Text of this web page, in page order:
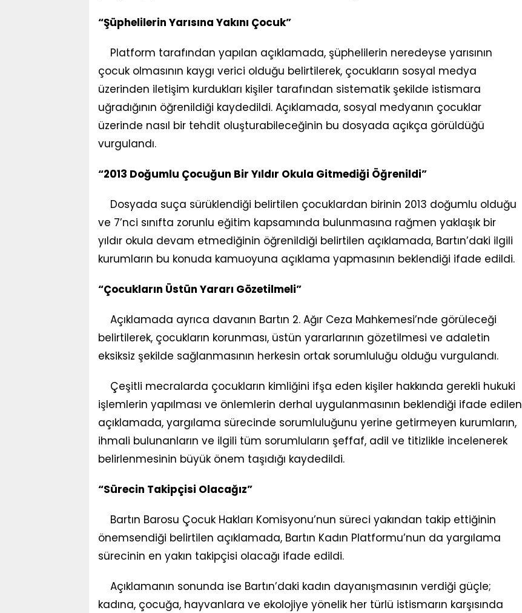
“Şüphelilerin Yarısına Yakını Çocuk”
Platform tarafından yapılan açıklamada, şüphelilerin neredeyse yarısının
çocuk olmasının kaygı verici olduğu belirtilerek, çocukların sosyal medya
üzerinden iletişim kurdukları kişiler tarafından sistematik şekilde istismara
uğradığının öğrenildiği kaydedildi. Açıklamada, sosyal medyanın çocuklar
üzerinde nasıl bir tehdit oluşturabileceğinin bu dosyada açıkça görüldüğü
vurgulandı.
“2013 Doğumlu Çocuğun Bir Yıldır Okula Gitmediği Öğrenildi”
Dosyada suça sürüklendiği belirtilen çocuklardan birinin 2013 doğumlu olduğu
ve 7’nci sınıfta zorunlu eğitim kapsamında bulunmasına rağmen yaklaşık bir
yıldır okula devam etmediğinin öğrenildiği belirtilen açıklamada, Bartın’daki ilgili
kurumların bu konuda kamuoyuna açıklama yapmasının beklendiği ifade edildi.
“Çocukların Üstün Yararı Gözetilmeli”
Açıklamada ayrıca davanın Bartın 2. Ağır Ceza Mahkemesi’nde görüleceği
belirtilerek, çocukların korunması, üstün yararlarının gözetilmesi ve adaletin
eksiksiz şekilde sağlanmasının herkesin ortak sorumluluğu olduğu vurgulandı.
Çeşitli mecralarda çocukların kimliğini ifşa eden kişiler hakkında gerekli hukuki
işlemlerin yapılması ve önlemlerin derhal uygulanmasının beklendiği ifade edilen
açıklamada, yargılama sürecinde sorumluluğunu yerine getirmeyen kurumların,
ihmali bulunanların ve ilgili tüm sorumluların şeffaf, adil ve titizlikle incelenerek
belirlenmesinin büyük önem taşıdığı kaydedildi.
“Sürecin Takipçisi Olacağız”
Bartın Barosu Çocuk Hakları Komisyonu’nun süreci yakından takip ettiğinin
önemsendiği belirtilen açıklamada, Bartın Kadın Platformu’nun da yargılama
sürecinin en yakın takipçisi olacağı ifade edildi.
Açıklamanın sonunda ise Bartın’daki kadın dayanışmasının verdiği güçle;
kadına, çocuğa, hayvanlara ve ekolojiye yönelik her türlü istismarın karşısında